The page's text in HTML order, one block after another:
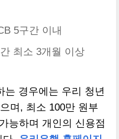
5구간 이내
최소 3개월 이상
는 경우에는 우리 청년
며, 최소 100만 원부
능하며 개인의 신용점